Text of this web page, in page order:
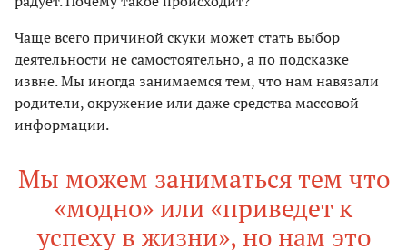
Чаще всего причиной скуки может стать выбор
деятельности не самостоятельно, а по подсказке
извне. Мы иногда занимаемся тем, что нам навязали
родители, окружение или даже средства массовой
информации.
Мы можем заниматься тем что
«модно» или «приведет к
успеху в жизни», но нам это